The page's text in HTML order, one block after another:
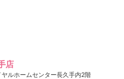
店
ルホームセンター長久手内2階